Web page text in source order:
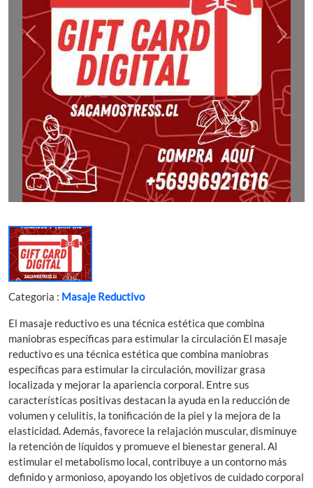
Categoria : Masaje Reductivo
El masaje reductivo es una técnica estética que combina
maniobras específicas para estimular la circulación El masaje
reductivo es una técnica estética que combina maniobras
específicas para estimular la circulación, movilizar grasa
localizada y mejorar la apariencia corporal. Entre sus
características positivas destacan la ayuda en la reducción de
volumen y celulitis, la tonificación de la piel y la mejora de la
elasticidad. Además, favorece la relajación muscular, disminuye
la retención de líquidos y promueve el bienestar general. Al
estimular el metabolismo local, contribuye a un contorno más
definido y armonioso, apoyando los objetivos de cuidado corporal